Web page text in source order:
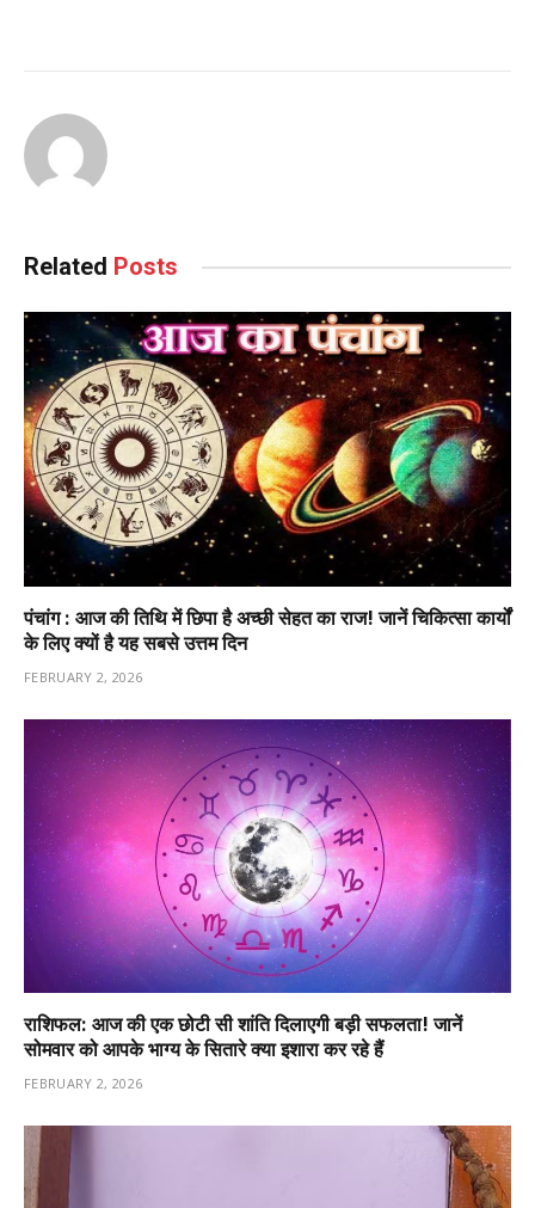
Related Posts
पंचांग : आज की तिथि में छिपा है अच्छी सेहत का राज! जानें चिकित्सा कार्यों
के लिए क्यों है यह सबसे उत्तम दिन
FEBRUARY 2, 2026
राशिफल: आज की एक छोटी सी शांति दिलाएगी बड़ी सफलता! जानें
सोमवार को आपके भाग्य के सितारे क्या इशारा कर रहे हैं
FEBRUARY 2, 2026